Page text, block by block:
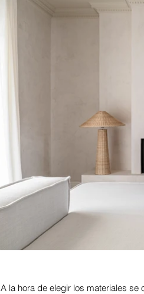
A la hora de elegir los materiales se